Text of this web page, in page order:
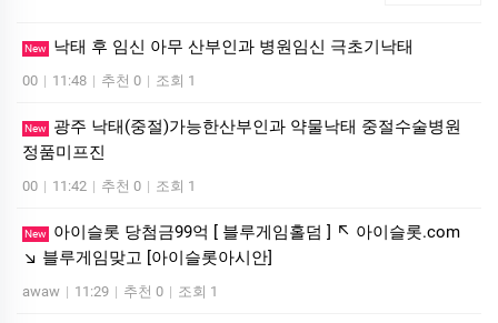
New 낙태 후 임신 아무 산부인과 병원임신 극초기낙­태
00 | 11:48 | 추천 0 | 조회 1
New
광주 낙태(중절)가능한산부인과 약물낙태 중절수술병원
정품미­프진
00 | 11:42 | 추천 0 | 조회 1
New
아이슬롯 당첨금99억 [ 블루게임홀덤 ] ↖ 아이슬롯.com
↘ 블루게임맞고 [아이슬롯아시안]
awaw | 11:29 | 추천 0 | 조회 1